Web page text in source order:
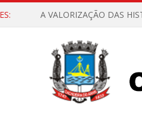
A VALORIZAÇÃO DAS